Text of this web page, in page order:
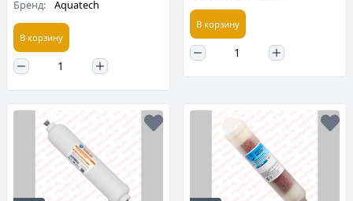
Бренд:
Aquatech
В корзину
В корзину